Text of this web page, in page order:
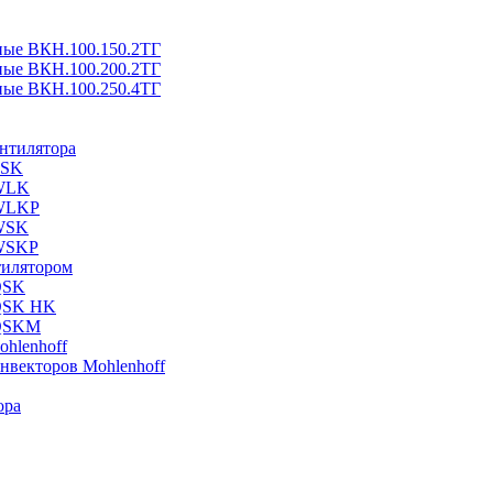
ВКН.100.150.2ТГ
ВКН.100.200.2ТГ
ВКН.100.250.4ТГ
HK
Mohlenhoff